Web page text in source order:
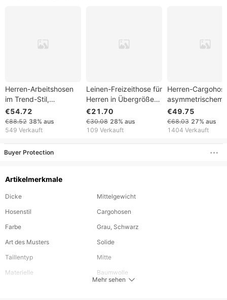
Herren-Arbeitshosen
im Trend-Stil,
übergroße, einfarbige
Leggings mit
mehreren Taschen
€54.72
€88.52 38% aus
549 Verkauft
Leinen-Freizeithose für
Herren in Übergröße
mit Kordelzug,
Sommer 2026, lockere
Cargohose mit
€21.70
€30.08 28% aus
109 Verkauft
Herren-
asymmetrischem
Design, Terrain-
Cargohose
€49.75
€68.03 27% aus
1404 Verkauft
Buyer Protection
Artikelmerkmale
Dicke
Mittelgewicht
Hosenstil
Cargohosen
Farbe
Grau, Schwarz
Art des Musters
Solide
Taillentyp
Mitte
Materielle
Baumwolle
Mehr sehen